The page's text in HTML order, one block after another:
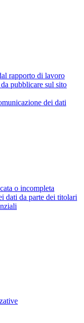
rapporto di lavoro
pubblicare sul sito
dei dati
o incompleta
dati da parte dei titolari